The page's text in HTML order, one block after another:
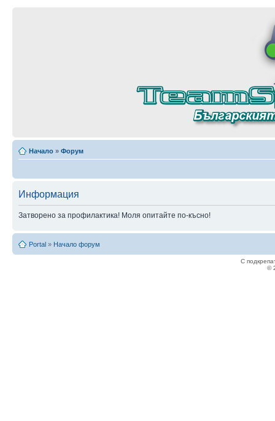
Начало » Форум
Информация
Затворено за профилактика! Моля опитайте по-късно!
Portal » Начало форум
С
©